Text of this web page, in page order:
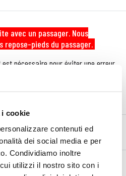
cookie
contenuti ed
dei social media e per
Condividiamo inoltre
utilizzi il nostro sito con i
avec un passager. Nous
repose-pieds du passager.
nécessaire pour éviter une erreur
KIT